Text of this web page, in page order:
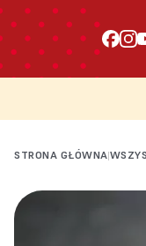
STRONA GŁÓWNA|